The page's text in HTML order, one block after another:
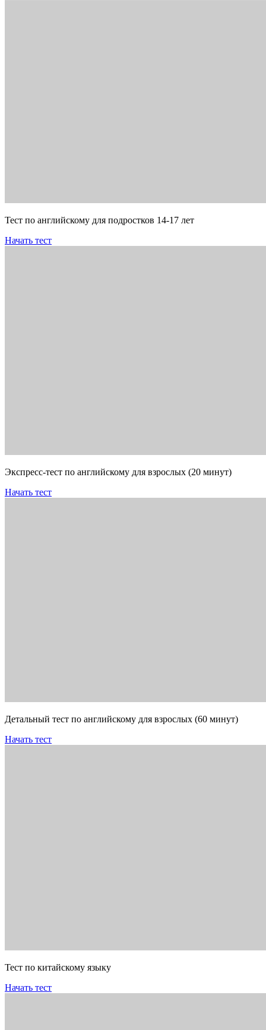
Тест по английскому для подростков 14-17 лет
Начать тест
Экспресс-тест по английскому для взрослых (20 минут)
Начать тест
Детальный тест по английскому для взрослых (60 минут)
Начать тест
Тест по китайскому языку
Начать тест